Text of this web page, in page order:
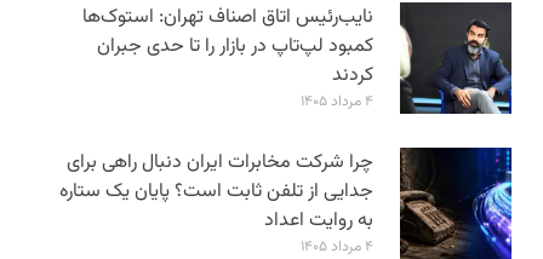
نایب‌رئیس اتاق اصناف تهران: استوک‌ها
کمبود لپ‌تاپ در بازار را تا حدی جبران
کردند
۴ مرداد ۱۴۰۵
چرا شرکت مخابرات ایران دنبال راهی برای
جدایی از تلفن ثابت است؟ پایان یک ستاره
به روایت اعداد
۴ مرداد ۱۴۰۵